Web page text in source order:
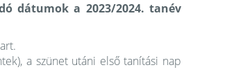
dátumok a 2023/2024. tanév
a szünet utáni első tanítási nap